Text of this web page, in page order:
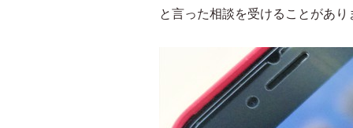
と言った相談を受けることがあり